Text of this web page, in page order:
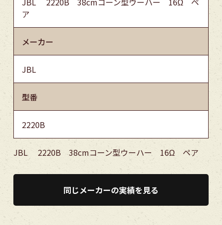
ア
メーカー
JBL
型番
2220B
JBL 2220B 38cmコーン型ウーハー 16Ω ペア
同じメーカーの実績を見る